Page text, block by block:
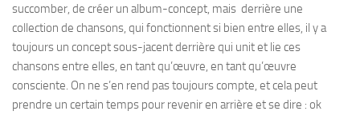
succomber, de créer un album-concept, mais derrière une
collection de chansons, qui fonctionnent si bien entre elles, il y a
toujours un concept sous-jacent derrière qui unit et lie ces
chansons entre elles, en tant qu’œuvre, en tant qu’œuvre
consciente. On ne s’en rend pas toujours compte, et cela peut
prendre un certain temps pour revenir en arrière et se dire : ok